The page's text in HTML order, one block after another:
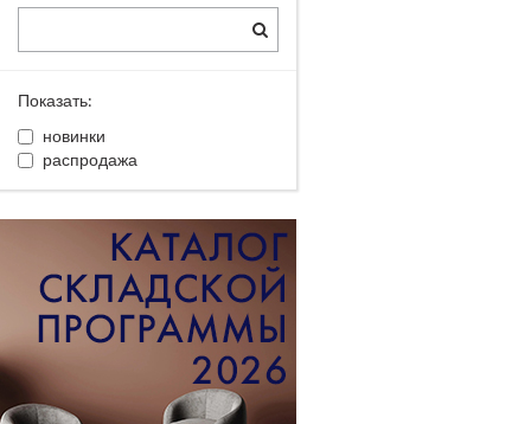
Показать:
новинки
распродажа